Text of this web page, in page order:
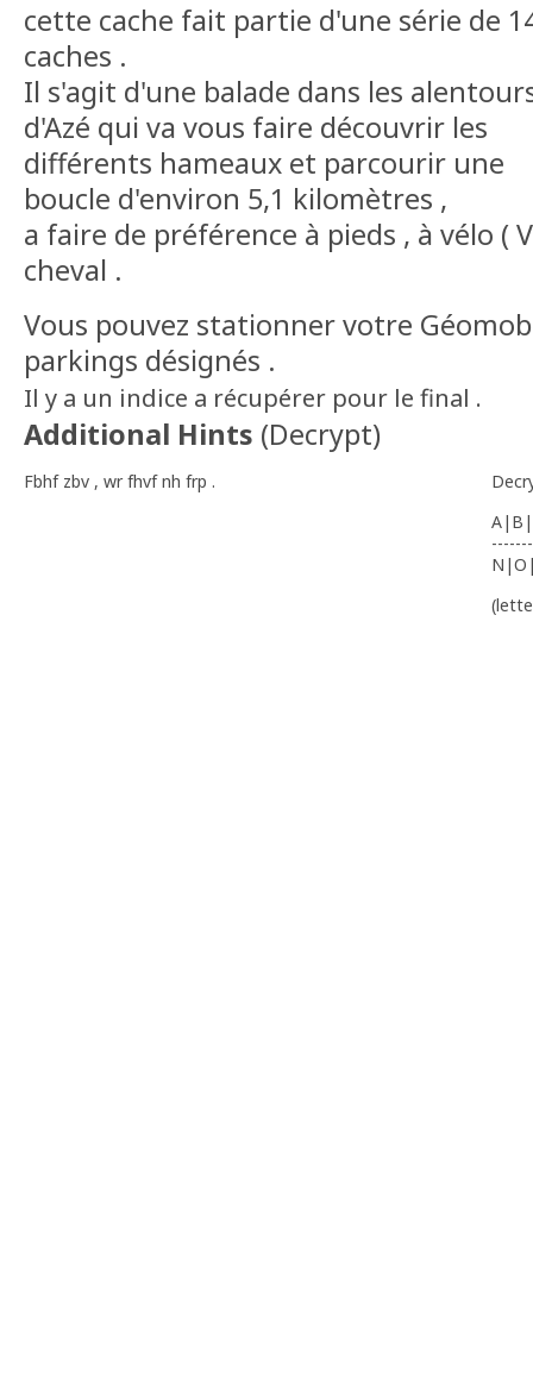
cette cache fait partie d'une série de
caches .
Il s'agit d'une balade dans les
d'Azé qui va vous faire découvrir les
différents hameaux et parcourir une
boucle d'environ 5,1 kilomètres ,
a faire de préférence à pieds , à vélo (
cheval .
Vous pouvez stationner votre
parkings désignés .
Il y a un indice a récupérer pour le final .
Additional Hints (Decrypt)
Fbhf zbv , wr fhvf nh frp .